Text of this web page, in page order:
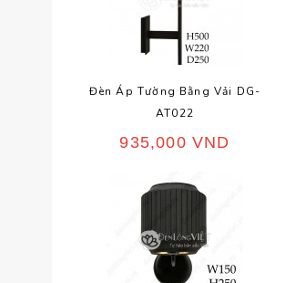
Đèn Áp Tường Bằng Vải DG-
AT022
935,000 VND